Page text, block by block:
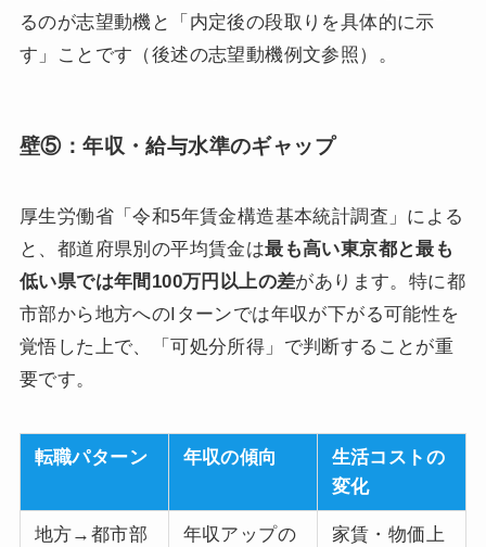
るのが志望動機と「内定後の段取りを具体的に示
す」ことです（後述の志望動機例文参照）。
壁⑤：年収・給与水準のギャップ
厚生労働省「令和5年賃金構造基本統計調査」による
と、都道府県別の平均賃金は最も高い東京都と最も
低い県では年間100万円以上の差があります。特に都
市部から地方へのIターンでは年収が下がる可能性を
覚悟した上で、「可処分所得」で判断することが重
要です。
転職パターン 年収の傾向
生活コストの
変化
地方→都市部
年収アップの
家賃・物価上